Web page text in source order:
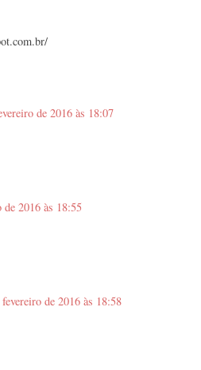
de 2016 às 18:07
de 2016 às 18:55
de 2016 às 18:58